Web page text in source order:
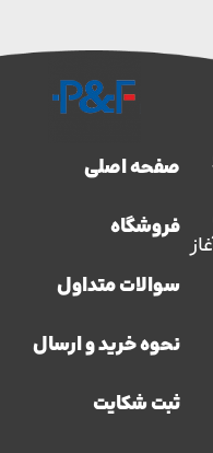
صفحه اصلی
فروشگاه
سوالات متداول
نحوه خرید و ارسال
ثبت شکایت